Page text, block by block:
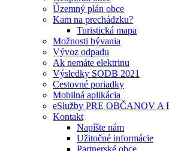
Územný plán obce
Kam na prechádzku?
Turistická mapa
Možnosti bývania
Vývoz odpadu
Ak nemáte elektrinu
Výsledky SODB 2021
Cestovné poriadky
Mobilná aplikácia
eSlužby PRE OBČANOV A
Kontakt
Napíšte nám
Užitočné informácie
Partnerské obce